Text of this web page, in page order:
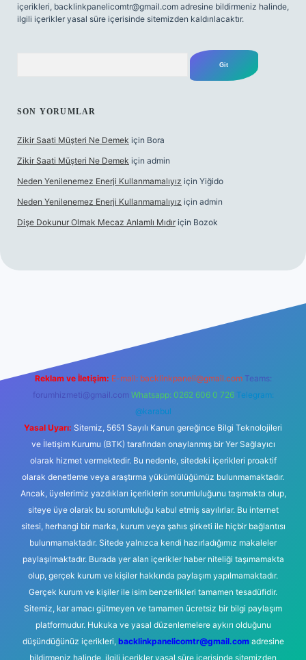
içerikleri, backlinkpanelicomtr@gmail.com adresine bildirmeniz halinde,
ilgili içerikler yasal süre içerisinde sitemizden kaldırılacaktır.
SON YORUMLAR
Zikir Saati Müşteri Ne Demek için Bora
Zikir Saati Müşteri Ne Demek için admin
Neden Yenilenemez Enerji Kullanmamalıyız için Yiğido
Neden Yenilenemez Enerji Kullanmamalıyız için admin
Dişe Dokunur Olmak Mecaz Anlamlı Mıdır için Bozok
Reklam ve İletişim: E-mail: backlinkpaneli@gmail.com Teams:
forumhizmeti@gmail.com Whatsapp: 0262 606 0 726 Telegram:
@karabul
Yasal Uyarı: Sitemiz, 5651 Sayılı Kanun gereğince Bilgi Teknolojileri
ve İletişim Kurumu (BTK) tarafından onaylanmış bir Yer Sağlayıcı
olarak hizmet vermektedir. Bu nedenle, sitedeki içerikleri proaktif
olarak denetleme veya araştırma yükümlülüğümüz bulunmamaktadır.
Ancak, üyelerimiz yazdıkları içeriklerin sorumluluğunu taşımakta olup,
siteye üye olarak bu sorumluluğu kabul etmiş sayılırlar. Bu internet
sitesi, herhangi bir marka, kurum veya şahıs şirketi ile hiçbir bağlantısı
bulunmamaktadır. Sitede yalnızca kendi hazırladığımız makaleler
paylaşılmaktadır. Burada yer alan içerikler haber niteliği taşımamakta
olup, gerçek kurum ve kişiler hakkında paylaşım yapılmamaktadır.
Gerçek kurum ve kişiler ile isim benzerlikleri tamamen tesadüfidir.
Sitemiz, kar amacı gütmeyen ve tamamen ücretsiz bir bilgi paylaşım
platformudur. Hukuka ve yasal düzenlemelere aykırı olduğunu
düşündüğünüz içerikleri, backlinkpanelicomtr@gmail.comadresine
bildirmeniz halinde, ilgili içerikler yasal süre içerisinde sitemizden